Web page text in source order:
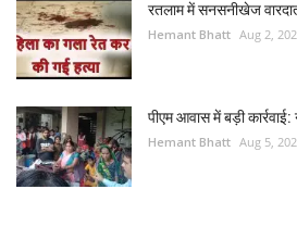
रतलाम में सनसनीखेज
Hemant Bhatt Aug 2,
पीएम आवास में बड़ी
Hemant Bhatt Aug 5,